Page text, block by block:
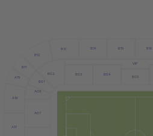
B05
B04
B03
B02
B16
B15
B14
B13
B12
A08
A07
B01
A19
A18
A17
B11
VIP